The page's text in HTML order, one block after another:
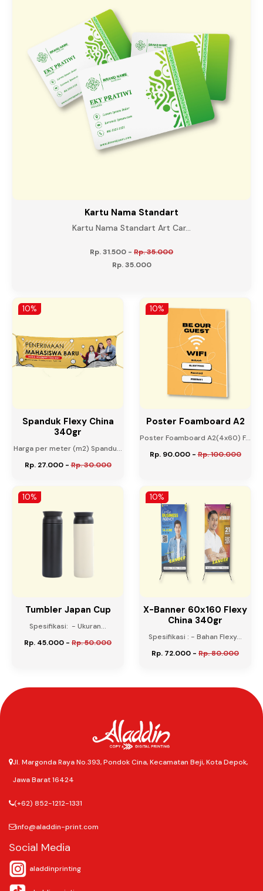
Kartu Nama Standart
Kartu Nama Standart Art Car...
Rp. 31.500 - Rp. 35.000
Rp. 35.000
10%
Spanduk Flexy China
340gr
Harga per meter (m2) Spandu...
Rp. 27.000-Rp. 30.000
10%
Poster Foamboard A2
Poster Foamboard A2(4x60) F...
Rp. 90.000-Rp. 100.000
10%
Tumbler Japan Cup
Spesifikasi: - Ukuran...
Rp. 45.000 - Rp. 50.000
10%
X-Banner 60x160 Flexy
China 340gr
Spesifikasi : - Bahan Flexy...
Rp. 72.000 - Rp. 80.000
Jl. Margonda Raya No.393, Pondok Cina, Kecamatan Beji, Kota Depok,
Jawa Barat 16424
(+62) 852-1212-1331
info@aladdin-print.com
Social Media
aladdinprinting